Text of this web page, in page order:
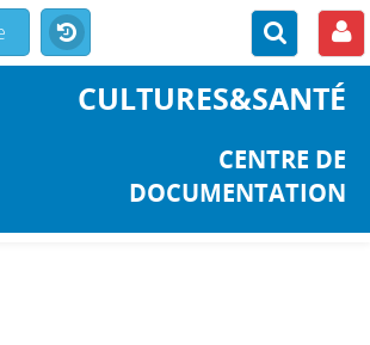
CULTURES&SANTÉ
CENTRE DE
DOCUMENTATION